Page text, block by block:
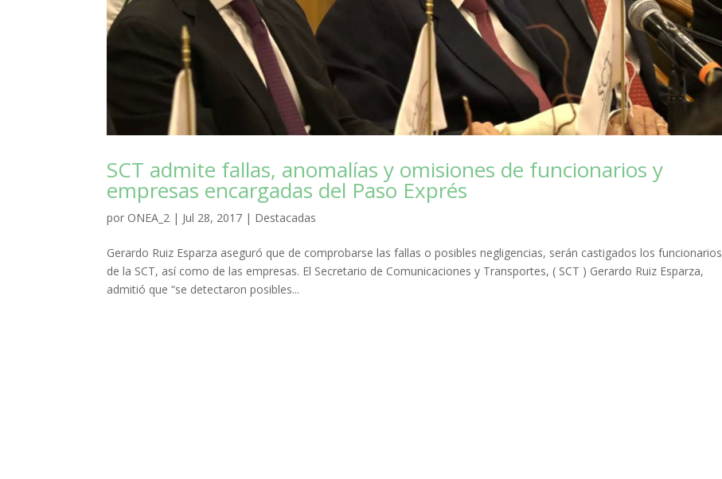
SCT admite fallas, anomalías y omisiones de funcionarios y
empresas encargadas del Paso Exprés
por ONEA_2 | Jul 28, 2017 | Destacadas
Gerardo Ruiz Esparza aseguró que de comprobarse las fallas o posibles negligencias, serán castigados los funcionarios
de la SCT, así como de las empresas. El Secretario de Comunicaciones y Transportes, ( SCT ) Gerardo Ruiz Esparza,
admitió que “se detectaron posibles...